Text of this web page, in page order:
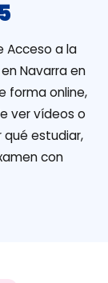
Acceso a la
Navarra en
forma online,
ver vídeos o
estudiar,
con